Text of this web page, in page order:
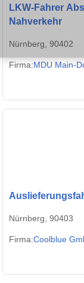
LKW-Fahrer
Nahverkehr
Nürnberg, 90402
Firma:MDU Main-
Nürnberg, 90403
Firma:Coolblue